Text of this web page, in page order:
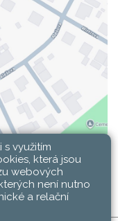
využitím
která jsou
webových
není nutno
a relační